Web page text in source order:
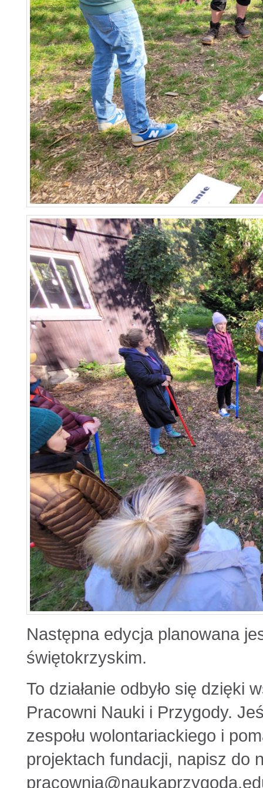
Następna edycja planowana
świętokrzyskim.
To działanie odbyło się dzięki
Pracowni Nauki i Przygody.
zespołu wolontariackiego i
projektach fundacji, napisz do